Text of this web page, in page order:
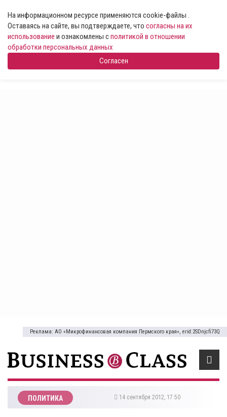
На информационном ресурсе применяются cookie-файлы .
Оставаясь на сайте, вы подтверждаете, что согласны на их
использование и ознакомлены сполитикой в отношении
обработки персональных данных
Согласен
Реклама: АО «Микрофинансовая компания Пермского края», erid:2SDnjcfi73Q
ПОЛИТИКА 14 сентября 2012, 17:50